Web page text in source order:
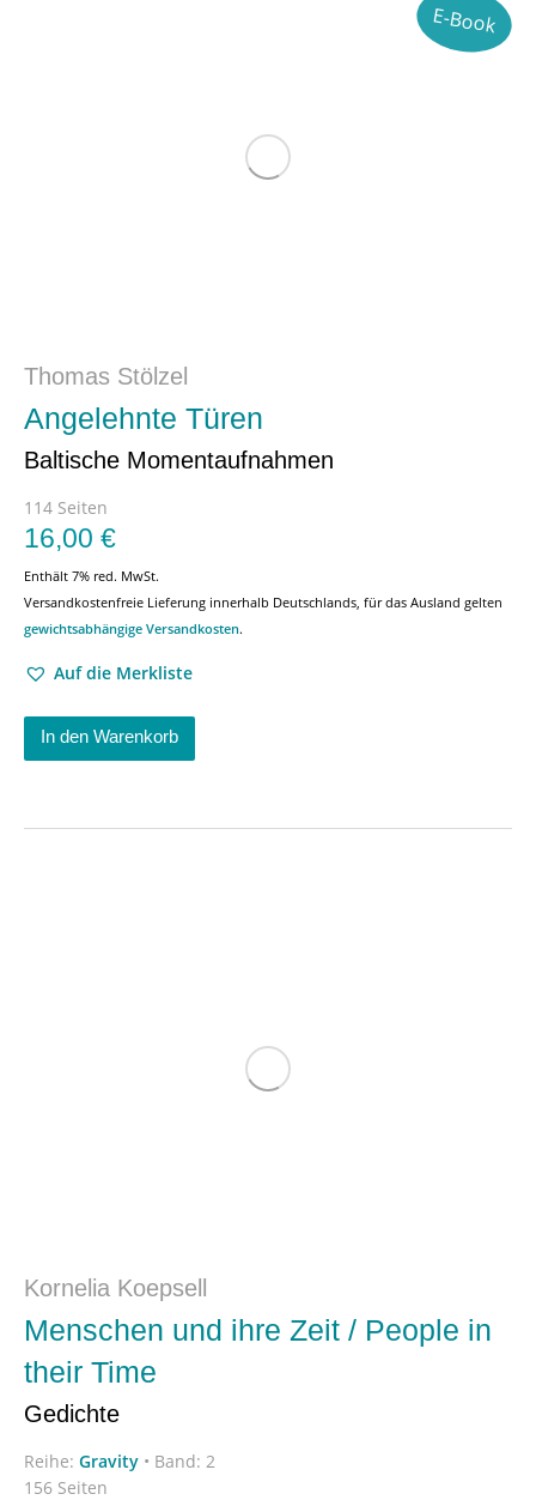
E-Book
Thomas Stölzel
Angelehnte Türen
Baltische Momentaufnahmen
114 Seiten
16,00 €
Enthält 7% red. MwSt.
Versandkostenfreie Lieferung innerhalb Deutschlands, für das Ausland gelten
gewichtsabhängige Versandkosten.
Auf die Merkliste
In den Warenkorb
Kornelia Koepsell
Menschen und ihre Zeit / People in
their Time
Gedichte
Reihe: Gravity • Band: 2
156 Seiten